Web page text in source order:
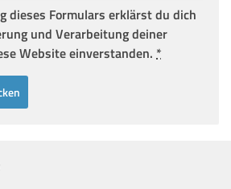
dieses Formulars erklärst du dich
und Verarbeitung deiner
Website einverstanden. *